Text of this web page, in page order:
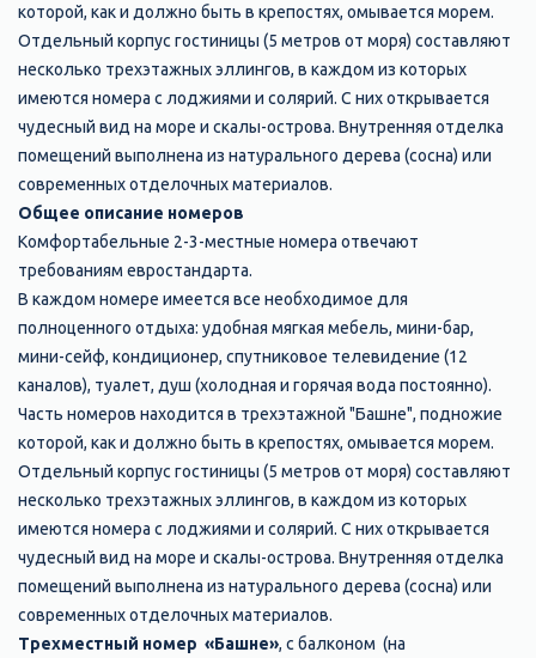
которой, как и должно быть в крепостях, омывается морем.
Отдельный корпус гостиницы (5 метров от моря) составляют
несколько трехэтажных эллингов, в каждом из которых
имеются номера с лоджиями и солярий. С них открывается
чудесный вид на море и скалы-острова. Внутренняя отделка
помещений выполнена из натурального дерева (сосна) или
современных отделочных материалов.
Общее описание номеров
Комфортабельные 2-3-местные номера отвечают
требованиям евростандарта.
В каждом номере имеется все необходимое для
полноценного отдыха: удобная мягкая мебель, мини-бар,
мини-сейф, кондиционер, спутниковое телевидение (12
каналов), туалет, душ (холодная и горячая вода постоянно).
Часть номеров находится в трехэтажной "Башне", подножие
которой, как и должно быть в крепостях, омывается морем.
Отдельный корпус гостиницы (5 метров от моря) составляют
несколько трехэтажных эллингов, в каждом из которых
имеются номера с лоджиями и солярий. С них открывается
чудесный вид на море и скалы-острова. Внутренняя отделка
помещений выполнена из натурального дерева (сосна) или
современных отделочных материалов.
Трехместный номер «Башне», с балконом (на